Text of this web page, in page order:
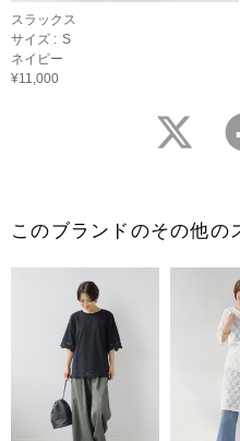
スラックス
サイズ : S
ネイビー
¥11,000
twitter
このブランドのその他の